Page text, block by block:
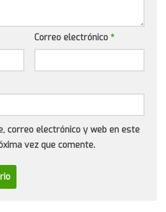
Correo electrónico *
correo electrónico y web en este
vez que comente.